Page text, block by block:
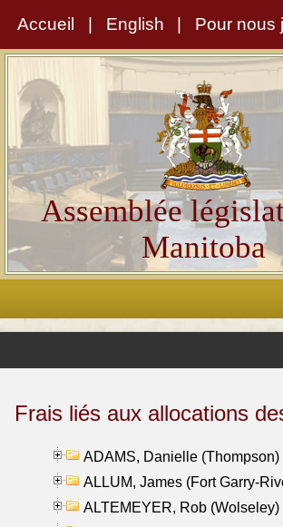
Accueil English Pour nous
Assemblée
Manitoba
Frais liés aux allocations
ADAMS, Danielle (Thompson)
ALLUM, James (Fort Garry-
ALTEMEYER, Rob (Wolseley)